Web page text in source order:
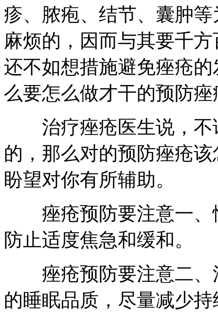
疹、脓疱、结节、囊肿
麻烦的，因而与其要千
还不如想措施避免痤疮
么要怎么做才干的预防痤
治疗痤疮医生说，不
的，那么对的预防痤疮
盼望对你有所辅助。
痤疮预防要注意一、
防止适度焦急和缓和。
痤疮预防要注意二、
的睡眠品质，尽量减少